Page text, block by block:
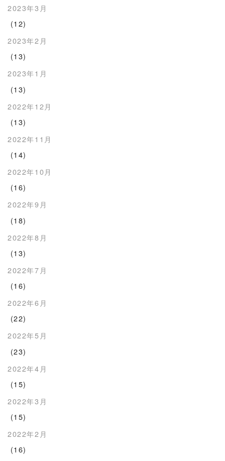
2023年3月
(12)
2023年2月
(13)
2023年1月
(13)
2022年12月
(13)
2022年11月
(14)
2022年10月
(16)
2022年9月
(18)
2022年8月
(13)
2022年7月
(16)
2022年6月
(22)
2022年5月
(23)
2022年4月
(15)
2022年3月
(15)
2022年2月
(16)